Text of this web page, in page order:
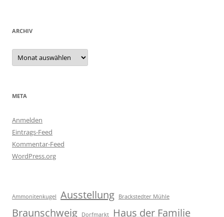
ARCHIV
Archiv
META
Anmelden
Eintrags-Feed
Kommentar-Feed
WordPress.org
Ammonitenkugel Ausstellung Brackstedter Mühle
Braunschweig Dorfmarkt
Haus der Familie